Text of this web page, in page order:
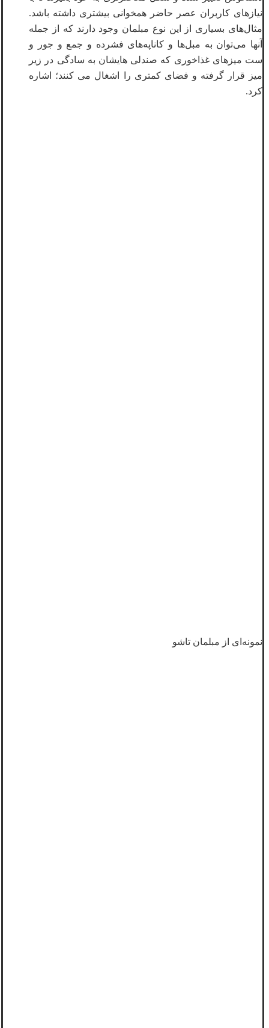
نیازهای کاربران عصر حاضر همخوانی بیشتری داشته باشد.
مثال‌های بسیاری از این نوع مبلمان وجود دارند که از جمله
آنها می‌توان به مبل‌ها و کاناپه‌های فشرده و جمع و جور و
ست میزهای غذاخوری که صندلی هایشان به سادگی در زیر
میز قرار گرفته و فضای کمتری را اشغال می کنند؛ اشاره
کرد.
نمونه‌ای از مبلمان تاشو